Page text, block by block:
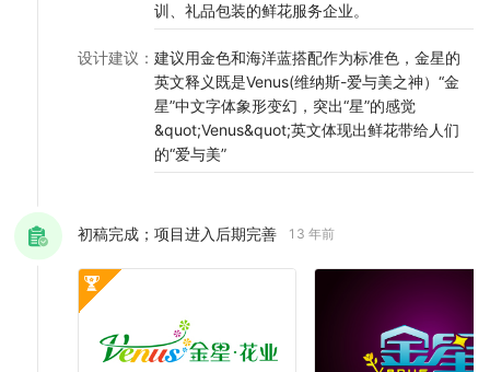
训、礼品包装的鲜花服务企业。
设计建议 ： 建议用金色和海洋蓝搭配作为标准色，金星的
英文释义既是Venus(维纳斯-爱与美之神）“金
星”中文字体象形变幻，突出“星”的感觉
&quot;Venus&quot;英文体现出鲜花带给人们
的“爱与美”
初稿完成；项目进入后期完善 13 年前